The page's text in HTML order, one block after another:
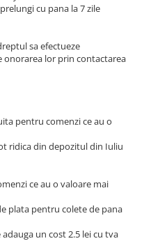
cu pana la 7 zile
sa efectueze
lor prin contactarea
pentru comenzi ce au o
ridica din depozitul din Iuliu
ce au o valoare mai
plata pentru colete de pana
un cost 2.5 lei cu tva